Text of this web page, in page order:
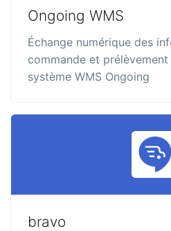
Ongoing WMS
Échange numérique des
commande et
système WMS Ongoing
bravo